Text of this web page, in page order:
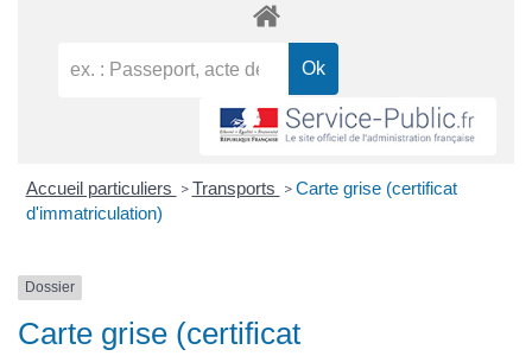
Accueil particuliers > Transports > Carte grise (certificat
d'immatriculation)
Dossier
Carte grise (certificat